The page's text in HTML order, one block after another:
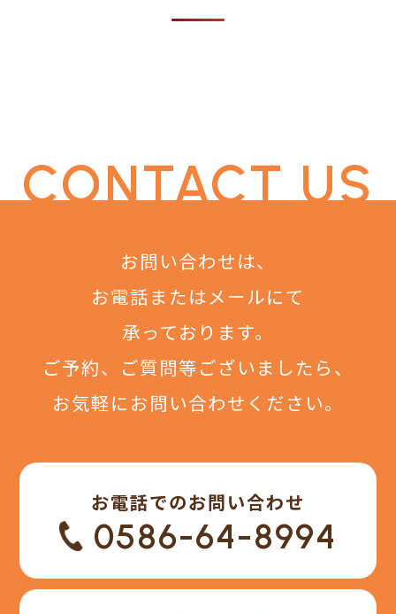
CONTACT US
お問い合わせは、
お電話またはメールにて
承っております。
ご予約、ご質問等ございましたら、
お気軽にお問い合わせください。
お電話でのお問い合わせ
0586-64-8994